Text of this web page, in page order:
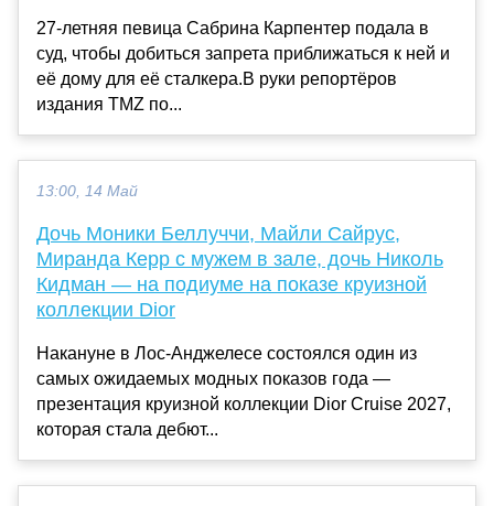
27-летняя певица Сабрина Карпентер подала в
суд, чтобы добиться запрета приближаться к ней и
её дому для её сталкера.В руки репортёров
издания TMZ по...
13:00, 14 Май
Дочь Моники Беллуччи, Майли Сайрус,
Миранда Керр с мужем в зале, дочь Николь
Кидман — на подиуме на показе круизной
коллекции Dior
Накануне в Лос-Анджелесе состоялся один из
самых ожидаемых модных показов года —
презентация круизной коллекции Dior Cruise 2027,
которая стала дебют...